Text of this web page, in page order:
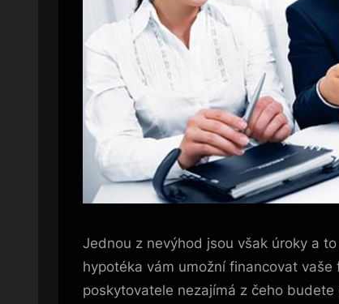
Jednou z nevýhod jsou však úroky a
hypotéka vám umožní financovat
poskytovatele nezajímá z čeho